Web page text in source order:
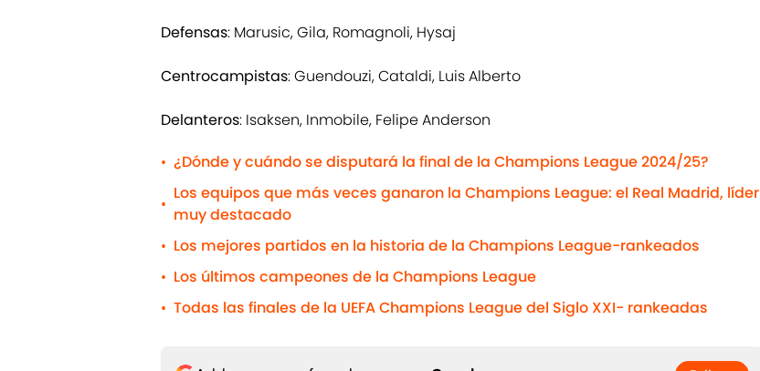
Defensas: Marusic, Gila, Romagnoli, Hysaj
Centrocampistas: Guendouzi, Cataldi, Luis Alberto
Delanteros: Isaksen, Inmobile, Felipe Anderson
• ¿Dónde y cuándo se disputará la final de la Champions League 2024/25?
•
Los equipos que más veces ganaron la Champions League: el Real Madrid, líder
muy destacado
• Los mejores partidos en la historia de la Champions League-rankeados
• Los últimos campeones de la Champions League
• Todas las finales de la UEFA Champions League del Siglo XXI- rankeadas